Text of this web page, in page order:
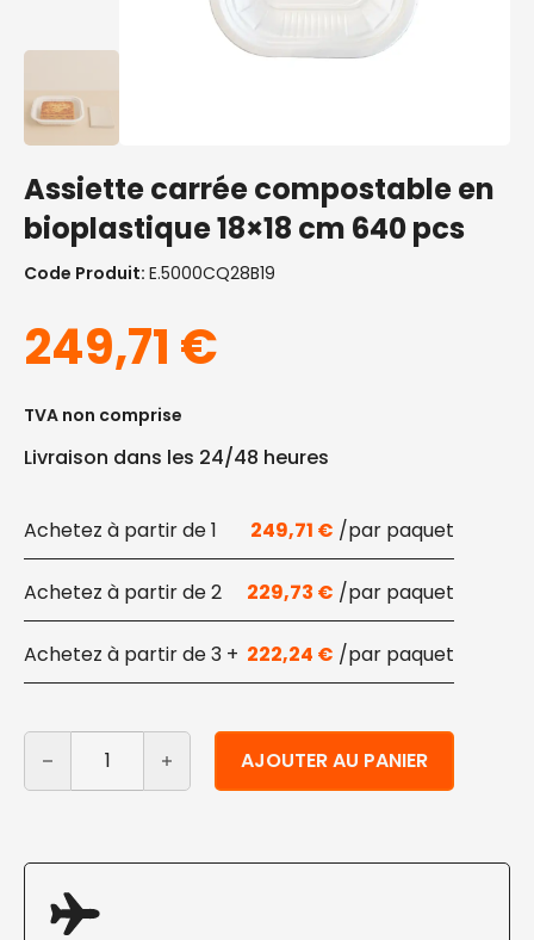
Assiette carrée compostable en
bioplastique 18×18 cm 640 pcs
Code Produit: E.5000CQ28B19
249,71 €
TVA non comprise
Livraison dans les 24/48 heures
1 249,71 €
2 229,73 €
3 + 222,24 €
quantité de Assiette carrée compostable en
AJOUTER AU PANIER
Alternative: